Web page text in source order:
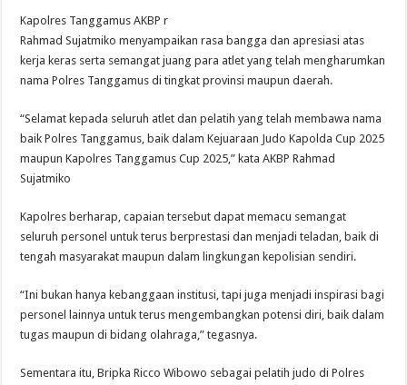
Kapolres Tanggamus AKBP r
Rahmad Sujatmiko menyampaikan rasa bangga dan apresiasi atas
kerja keras serta semangat juang para atlet yang telah mengharumkan
nama Polres Tanggamus di tingkat provinsi maupun daerah.
“Selamat kepada seluruh atlet dan pelatih yang telah membawa nama
baik Polres Tanggamus, baik dalam Kejuaraan Judo Kapolda Cup 2025
maupun Kapolres Tanggamus Cup 2025,” kata AKBP Rahmad
Sujatmiko
Kapolres berharap, capaian tersebut dapat memacu semangat
seluruh personel untuk terus berprestasi dan menjadi teladan, baik di
tengah masyarakat maupun dalam lingkungan kepolisian sendiri.
“Ini bukan hanya kebanggaan institusi, tapi juga menjadi inspirasi bagi
personel lainnya untuk terus mengembangkan potensi diri, baik dalam
tugas maupun di bidang olahraga,” tegasnya.
Sementara itu, Bripka Ricco Wibowo sebagai pelatih judo di Polres